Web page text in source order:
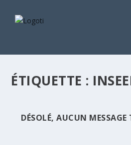
ÉTIQUETTE :
DÉSOLÉ, AUCUN MESSAGE